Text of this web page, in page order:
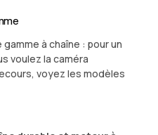
à chaîne : pour un
voulez la caméra
voyez les modèles